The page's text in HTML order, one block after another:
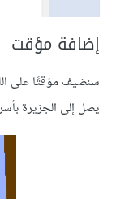
مؤقت
على اللعبة
الجزيرة بأسرع ما